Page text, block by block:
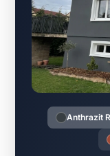
Anthrazit